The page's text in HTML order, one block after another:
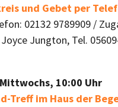
und Gebet per
02132 9789909 /
Jungton, Tel.
Mittwochs, 10:00 Uhr
Treff im Haus der